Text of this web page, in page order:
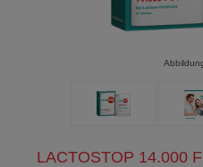
LACTOSTOP 14.000